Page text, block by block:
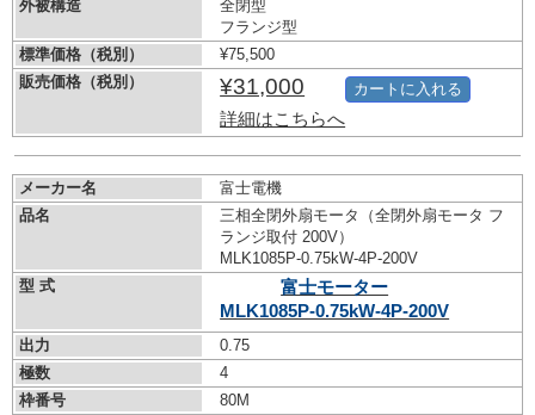
外被構造
全閉型
フランジ型
標準価格（税別）
¥75,500
販売価格（税別）
¥31,000
詳細はこちらへ
カートに入れる
メーカー名
富士電機
品名
三相全閉外扇モータ（全閉外扇モータ フ
ランジ取付 200V）
MLK1085P-0.75kW-4P-200V
型 式
富士モーター
MLK1085P-0.75kW-4P-200V
出力
0.75
極数
4
枠番号
80M